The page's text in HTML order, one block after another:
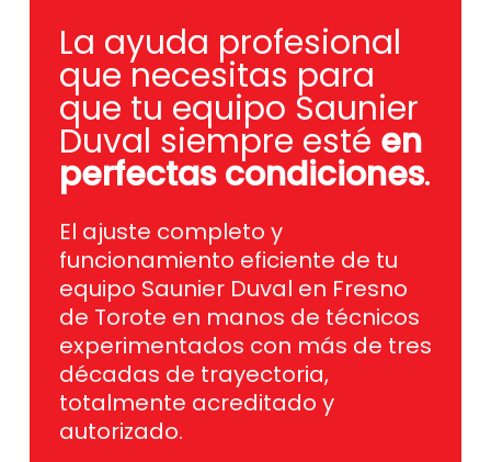
La ayuda profesional
que necesitas para
que tu equipo Saunier
Duval siempre esté en
perfectas condiciones.
El ajuste completo y
funcionamiento eficiente de tu
equipo Saunier Duval en Fresno
de Torote en manos de técnicos
experimentados con más de tres
décadas de trayectoria,
totalmente acreditado y
autorizado.